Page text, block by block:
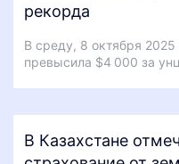
рекорда
В среду, 8 октября
превысила $4 000 за
В Казахстане